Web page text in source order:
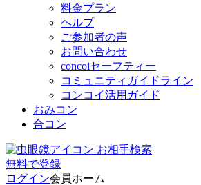
料金プラン
ヘルプ
ご参加者の声
お問い合わせ
concoiセーフティー
コミュニティガイドライン
コンコイ活用ガイド
おみコン
合コン
お相手検索
無料で登録
ログイン会員ホーム